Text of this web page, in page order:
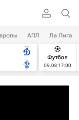
АПЛ Ла Лига
Футбол
09.08 17:00